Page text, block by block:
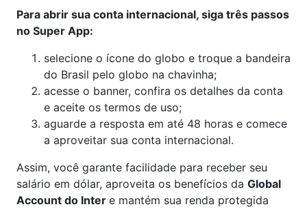
Para abrir sua conta internacional, siga três passos
no Super App:
selecione o ícone do globo e troque a bandeira
do Brasil pelo globo na chavinha;
acesse o banner, confira os detalhes da conta
e aceite os termos de uso;
aguarde a resposta em até 48 horas e comece
a aproveitar sua conta internacional.
Assim, você garante facilidade para receber seu
salário em dólar, aproveita os benefícios da Global
Account do Inter e mantém sua renda protegida